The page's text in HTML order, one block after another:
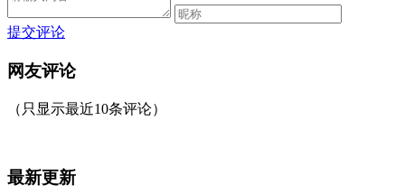
提交评论
网友评论
（只显示最近10条评论）
最新更新